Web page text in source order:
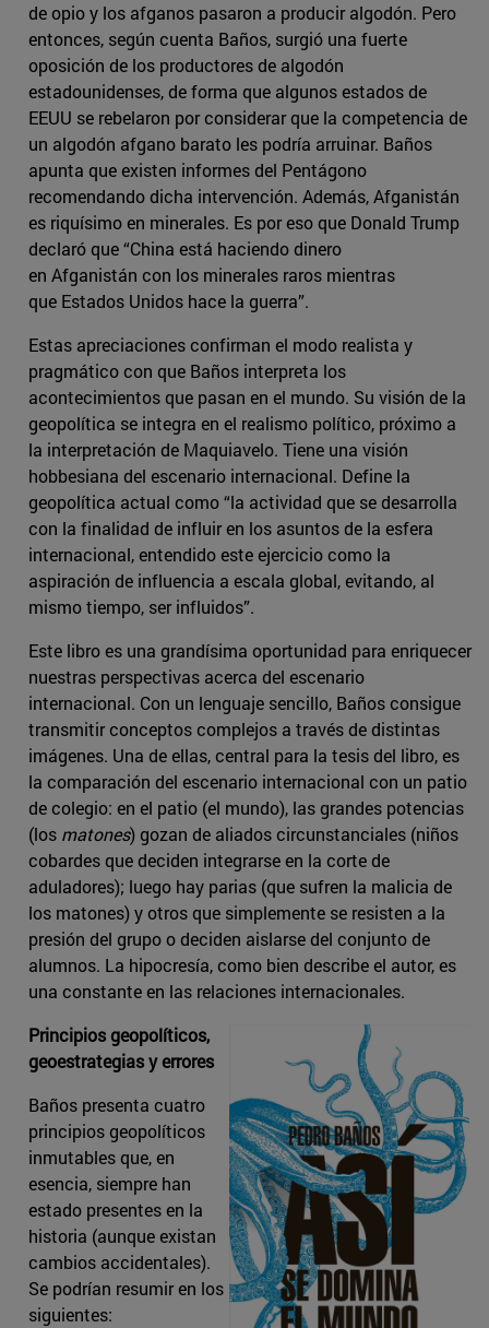
de opio y los afganos pasaron a producir algodón. Pero
entonces, según cuenta Baños, surgió una fuerte
oposición de los productores de algodón
estadounidenses, de forma que algunos estados de
EEUU se rebelaron por considerar que la competencia de
un algodón afgano barato les podría arruinar. Baños
apunta que existen informes del Pentágono
recomendando dicha intervención. Además, Afganistán
es riquísimo en minerales. Es por eso que Donald Trump
declaró que “China está haciendo dinero
en Afganistán con los minerales raros mientras
que Estados Unidos hace la guerra”.
Estas apreciaciones confirman el modo realista y
pragmático con que Baños interpreta los
acontecimientos que pasan en el mundo. Su visión de la
geopolítica se integra en el realismo político, próximo a
la interpretación de Maquiavelo. Tiene una visión
hobbesiana del escenario internacional. Define la
geopolítica actual como “la actividad que se desarrolla
con la finalidad de influir en los asuntos de la esfera
internacional, entendido este ejercicio como la
aspiración de influencia a escala global, evitando, al
mismo tiempo, ser influidos”.
Este libro es una grandísima oportunidad para enriquecer
nuestras perspectivas acerca del escenario
internacional. Con un lenguaje sencillo, Baños consigue
transmitir conceptos complejos a través de distintas
imágenes. Una de ellas, central para la tesis del libro, es
la comparación del escenario internacional con un patio
de colegio: en el patio (el mundo), las grandes potencias
(los matones) gozan de aliados circunstanciales (niños
cobardes que deciden integrarse en la corte de
aduladores); luego hay parias (que sufren la malicia de
los matones) y otros que simplemente se resisten a la
presión del grupo o deciden aislarse del conjunto de
alumnos. La hipocresía, como bien describe el autor, es
una constante en las relaciones internacionales.
Principios geopolíticos,
geoestrategias y errores
Baños presenta cuatro
principios geopolíticos
inmutables que, en
esencia, siempre han
estado presentes en la
historia (aunque existan
cambios accidentales).
Se podrían resumir en los
siguientes: